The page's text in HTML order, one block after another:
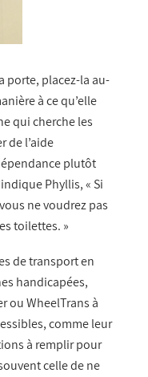
porte, placez-la au-
à ce qu’elle
qui cherche les
de l’aide
plutôt
Phyllis, « Si
ne voudrez pas
toilettes. »
de transport en
handicapées,
ou WheelTrans à
comme leur
à remplir pour
celle de ne